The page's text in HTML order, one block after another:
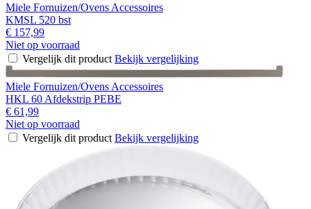
Miele Fornuizen/Ovens Accessoires
KMSL 520 bst
€ 157,99
Niet op voorraad
Vergelijk dit product Bekijk vergelijking
Miele Fornuizen/Ovens Accessoires
HKL 60 Afdekstrip PEBE
€ 61,99
Niet op voorraad
Vergelijk dit product Bekijk vergelijking